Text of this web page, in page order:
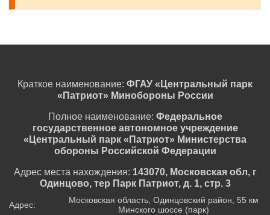
Краткое наименование: ФГАУ «Центральный парк
«Патриот» Минобороны России
Полное наименование: Федеральное
государственное автономное учреждение
«Центральный парк «Патриот» Министерства
обороны Российской Федерации
Адрес места нахождения: 143070, Московская обл, г
Одинцово, тер Парк Патриот, д. 1, стр. 3
Адрес:
Московская область, Одинцовский район, 55 км
Минского шоссе (парк)